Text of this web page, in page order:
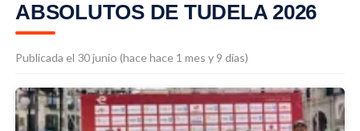
ABSOLUTOS DE TUDELA 2026
Publicada el 30 junio (hace hace 1 mes y 9 días)